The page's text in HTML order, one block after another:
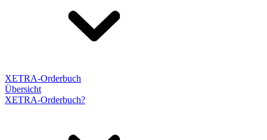
XETRA-Orderbuch
Übersicht
XETRA-Orderbuch?